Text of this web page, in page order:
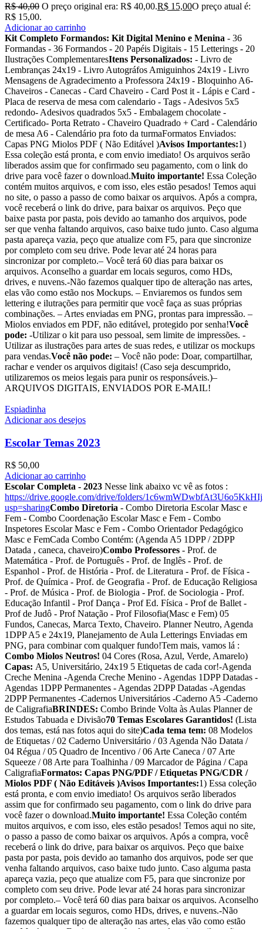
R$40,00 O preço original era: R$ 40,00.R$ 15,00O preço atual é:
R$ 15,00.
Adicionar ao carrinho
Kit Completo Formandos: Kit Digital Menino e Menina - 36
Formandas - 36 Formandos - 20 Papéis Digitais - 15 Letterings - 20
Ilustrações ComplementaresItens Personalizados: - Livro de
Lembranças 24x19 - Livro Autográfos Amiguinhos 24x19 - Livro
Mensagens de Agradecimento a Professora 24x19 - Bloquinho A6-
Chaveiros - Canecas - Card Chaveiro - Card Post it - Lápis e Card -
Placa de reserva de mesa com calendario - Tags - Adesivos 5x5
redondo- Adesivos quadrados 5x5 - Embalagem chocolate -
Certificado- Porta Retrato - Chaveiro Quadrado + Card - Calendário
de mesa A6 - Calendário pra foto da turmaFormatos Enviados:
Capas PNG Miolos PDF ( Não Editável )Avisos Importantes:1)
Essa coleção está pronta, e com envio imediato! Os arquivos serão
liberados assim que for confirmado seu pagamento, com o link do
drive para você fazer o download.Muito importante! Essa Coleção
contém muitos arquivos, e com isso, eles estão pesados! Temos aqui
no site, o passo a passo de como baixar os arquivos. Após a compra,
você receberá o link do drive, para baixar os arquivos. Peço que
baixe pasta por pasta, pois devido ao tamanho dos arquivos, pode
ser que venha faltando arquivos, caso baixe tudo junto. Caso alguma
pasta apareça vazia, peço que atualize com F5, para que sincronize
por completo com seu drive. Pode levar até 24 horas para
sincronizar por completo.– Você terá 60 dias para baixar os
arquivos. Aconselho a guardar em locais seguros, como HDs,
drives, e nuvens.-Não fazemos qualquer tipo de alteração nas artes,
elas vão como estão nos Mockups. – Enviaremos os fundos sem
lettering e ilutrações para permitir que você faça as suas próprias
combinações. – Artes enviadas em PNG, prontas para impressão. –
Miolos enviados em PDF, não editável, protegido por senha!Você
pode: -Utilizar o kit para uso pessoal, sem limite de impressões. -
Utilizar as ilustrações para artes de suas redes, e utilizar os mockups
para vendas.Você não pode: – Você não pode: Doar, compartilhar,
rachar e vender os arquivos digitais! (Caso seja descumprido,
utilizaremos os meios legais para punir os responsáveis.)–
ARQUIVOS DIGITAIS, ENVIADOS POR E-MAIL!
Espiadinha
Adicionar aos desejos
Escolar Temas 2023
R$ 50,00
Adicionar ao carrinho
Escolar Completa - 2023 Nesse link abaixo vc vê as fotos :
https://drive.google.com/drive/folders/
usp=sharingCombo Diretoria - Combo Diretoria Escolar Masc e
Fem - Combo Coordenação Escolar Masc e Fem - Combo
Inspetores Escolar Masc e Fem - Combo Orientador Pedagógico
Masc e FemCada Combo Contém: (Agenda A5 1DPP / 2DPP
Datada , caneca, chaveiro)Combo Professores - Prof. de
Matemática - Prof. de Português - Prof. de Inglês - Prof. de
Espanhol - Prof. de História - Prof. de Literatura - Prof. de Física -
Prof. de Química - Prof. de Geografia - Prof. de Educação Religiosa
- Prof. de Música - Prof. de Biologia - Prof. de Sociologia - Prof.
Educação Infantil - Prof Dança - Prof Ed. Física - Prof de Ballet -
Prof de Judô - Prof Natação - Prof Filosofia(Masc e Fem) 05
Fundos, Canecas, Marca Texto, Chaveiro. Planner Neutro, Agenda
1DPP A5 e 24x19, Planejamento de Aula Letterings Enviadas em
PNG, para combinar com qualquer fundo!Tem mais, vamos lá :
Combo Miolos Neutros! 04 Cores (Rosa, Azul, Verde, Amarelo)
Capas: A5, Universitário, 24x19 5 Etiquetas de cada cor!-Agenda
Creche Menina -Agenda Creche Menino - Agendas 1DPP Datadas -
Agendas 1DPP Permanentes - Agendas 2DPP Datadas -Agendas
2DPP Permanentes -Cadernos Universitários -Caderno A5 -Caderno
de CaligrafiaBRINDES: Combo Brinde Volta às Aulas Planner de
Estudos Tabuada e Divisão70 Temas Escolares Garantidos! (Lista
dos temas, está nas fotos aqui do site)Cada tema tem: 08 Modelos
de Etiquetas / 02 Caderno Universitário / 03 Agenda Não Datata /
04 Régua / 05 Quadro de Incentivo / 06 Arte Caneca / 07 Arte
Squeeze / 08 Arte para Toalhinha / 09 Marcador de Página / Capa
CaligrafiaFormatos: Capas PNG/PDF / Etiquetas PNG/CDR /
Miolos PDF ( Não Editáveis )Avisos Importantes:1) Essa coleção
está pronta, e com envio imediato! Os arquivos serão liberados
assim que for confirmado seu pagamento, com o link do drive para
você fazer o download.Muito importante! Essa Coleção contém
muitos arquivos, e com isso, eles estão pesados! Temos aqui no site,
o passo a passo de como baixar os arquivos. Após a compra, você
receberá o link do drive, para baixar os arquivos. Peço que baixe
pasta por pasta, pois devido ao tamanho dos arquivos, pode ser que
venha faltando arquivos, caso baixe tudo junto. Caso alguma pasta
apareça vazia, peço que atualize com F5, para que sincronize por
completo com seu drive. Pode levar até 24 horas para sincronizar
por completo.– Você terá 60 dias para baixar os arquivos. Aconselho
a guardar em locais seguros, como HDs, drives, e nuvens.-Não
fazemos qualquer tipo de alteração nas artes, elas vão como estão